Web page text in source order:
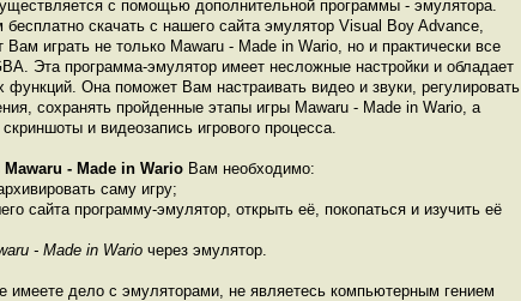
с помощью дополнительной программы - эмулятора.
скачать с нашего сайта эмулятор Visual Boy Advance,
Вам играть не только Mawaru - Made in Wario, но и практически все
Эта программа-эмулятор имеет несложные настройки и обладает
функций. Она поможет Вам настраивать видео и звуки, регулировать
сохранять пройденные этапы игры Mawaru - Made in Wario, а
и видеозапись игрового процесса.
Mawaru - Made in Wario Вам необходимо:
саму игру;
сайта программу-эмулятор, открыть её, покопаться и изучить её
- Made in Wario через эмулятор.
имеете дело с эмуляторами, не являетесь компьютерным гением